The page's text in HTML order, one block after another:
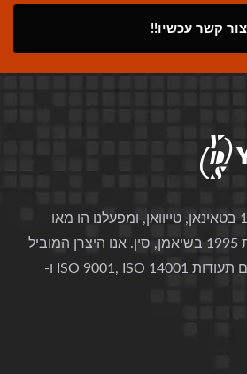
צור קשר עכשיו!!
YDS הוקמה בשנת 1990 בטאינאן, טייוואן, ומפעלנו הו מאו
אלקטרוניקה הוקם בשנת 1995 בשיאמן, סין. אנו היצרן המוביל
בתחום האלקטרוניקה עם תעודות ISO 9001, ISO 14001 ו-